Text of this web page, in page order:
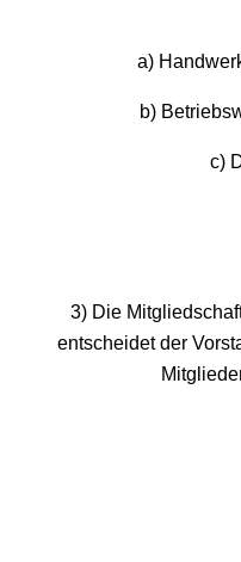
a)
b)
c)
3) Die
entscheidet der